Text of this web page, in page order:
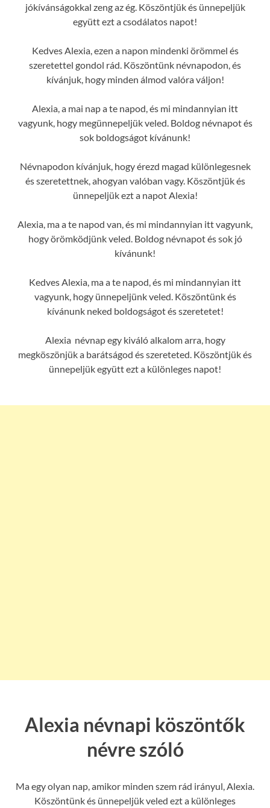
jókívánságokkal zeng az ég. Köszöntjük és ünnepeljük
együtt ezt a csodálatos napot!
Kedves Alexia, ezen a napon mindenki örömmel és
szeretettel gondol rád. Köszöntünk névnapodon, és
kívánjuk, hogy minden álmod valóra váljon!
Alexia, a mai nap a te napod, és mi mindannyian itt
vagyunk, hogy megünnepeljük veled. Boldog névnapot és
sok boldogságot kívánunk!
Névnapodon kívánjuk, hogy érezd magad különlegesnek
és szeretettnek, ahogyan valóban vagy. Köszöntjük és
ünnepeljük ezt a napot Alexia!
Alexia, ma a te napod van, és mi mindannyian itt vagyunk,
hogy örömködjünk veled. Boldog névnapot és sok jó
kívánunk!
Kedves Alexia, ma a te napod, és mi mindannyian itt
vagyunk, hogy ünnepeljünk veled. Köszöntünk és
kívánunk neked boldogságot és szeretetet!
Alexia névnap egy kiváló alkalom arra, hogy
megköszönjük a barátságod és szereteted. Köszöntjük és
ünnepeljük együtt ezt a különleges napot!
Alexia névnapi köszöntők
névre szóló
Ma egy olyan nap, amikor minden szem rád irányul, Alexia.
Köszöntünk és ünnepeljük veled ezt a különleges